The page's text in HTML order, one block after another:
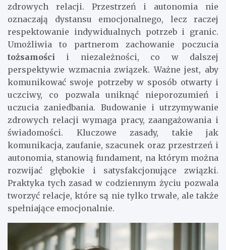
zdrowych relacji. Przestrzeń i autonomia nie
oznaczają dystansu emocjonalnego, lecz raczej
respektowanie indywidualnych potrzeb i granic.
Umożliwia to partnerom zachowanie poczucia
tożsamości i niezależności, co w dalszej
perspektywie wzmacnia związek. Ważne jest, aby
komunikować swoje potrzeby w sposób otwarty i
uczciwy, co pozwala uniknąć nieporozumień i
uczucia zaniedbania. Budowanie i utrzymywanie
zdrowych relacji wymaga pracy, zaangażowania i
świadomości. Kluczowe zasady, takie jak
komunikacja, zaufanie, szacunek oraz przestrzeń i
autonomia, stanowią fundament, na którym można
rozwijać głębokie i satysfakcjonujące związki.
Praktyka tych zasad w codziennym życiu pozwala
tworzyć relacje, które są nie tylko trwałe, ale także
spełniające emocjonalnie.